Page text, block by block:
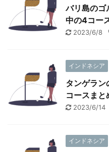
バリ島の
中の4コー
2023/6/8
インドネシア
タンゲラン
コースまと
2023/6/14
インドネシア